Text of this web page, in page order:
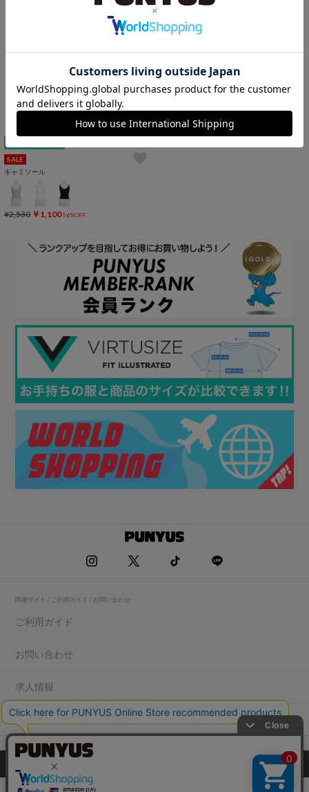
SALE
キャミソール
¥2,530 ￥1,100 56%OFF
関連サイト / ご利用ガイド / お問い合わせ
ご利用ガイド
お問い合わせ
求人情報
店舗一覧
プライバシーポリシー